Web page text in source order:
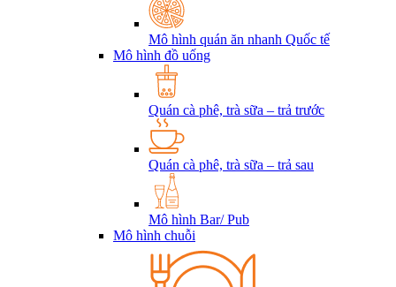
Mô hình quán ăn nhanh Quốc tế
Mô hình đồ uống
Quán cà phê, trà sữa – trả trước
Quán cà phê, trà sữa – trả sau
Mô hình Bar/ Pub
Mô hình chuỗi